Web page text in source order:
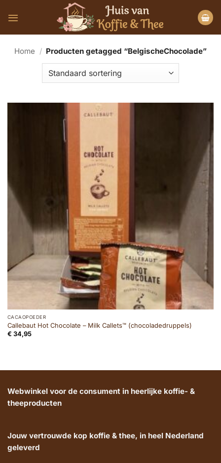
naar
Home / Producten getagged “BelgischeChocolade”
CACAOPOEDER
Callebaut Hot Chocolate – Milk Callets™ (chocoladedruppels)
€ 34,95
Webwinkel voor de consument in heerlijke koffie- &
theeproducten
Jouw vertrouwde kop koffie & thee, in heel Nederland
geleverd